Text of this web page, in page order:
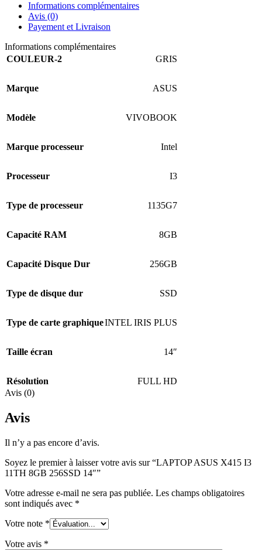
Informations complémentaires
Avis (0)
Payement et Livraison
Informations complémentaires
COULEUR-2
GRIS
Marque ASUS
Modèle VIVOBOOK
Marque processeur Intel
Processeur I3
Type de processeur 1135G7
Capacité RAM 8GB
Capacité Disque Dur 256GB
Type de disque dur SSD
Type de carte graphiqueINTEL IRIS PLUS
Taille écran 14″
Résolution
FULL HD
Avis (0)
Avis
Il n’y a pas encore d’avis.
Soyez le premier à laisser votre avis sur “LAPTOP ASUS X415 I3
11TH 8GB 256SSD 14″”
Votre adresse e-mail ne sera pas publiée. Les champs obligatoires
sont indiqués avec *
Votre note *
Votre avis *